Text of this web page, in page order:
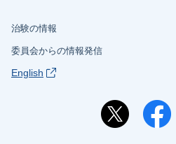
治験の情報
委員会からの情報発信
English